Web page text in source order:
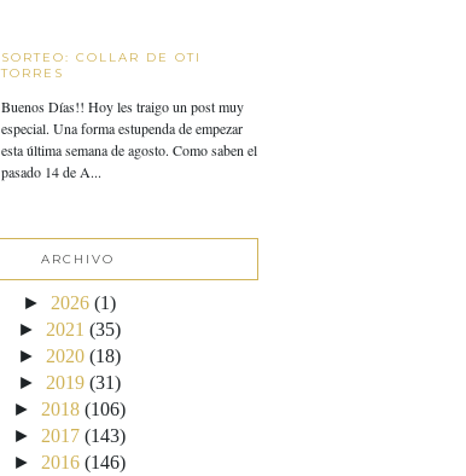
SORTEO: COLLAR DE OTI
TORRES
Buenos Días!! Hoy les traigo un post muy
especial. Una forma estupenda de empezar
esta última semana de agosto. Como saben el
pasado 14 de A...
ARCHIVO
► 2026 (1)
► 2021 (35)
► 2020 (18)
► 2019 (31)
► 2018 (106)
► 2017 (143)
► 2016 (146)